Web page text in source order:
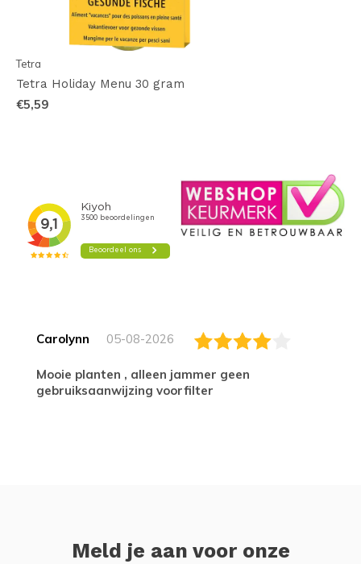
Tetra
Tetra Holiday Menu 30 gram
€5,59
Carolynn 05-08-2026
Mooie planten , alleen jammer geen
gebruiksaanwijzing voorfilter
Meld je aan voor onze